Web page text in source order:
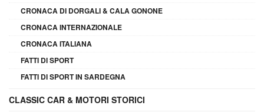
CRONACA DI DORGALI & CALA GONONE
CRONACA INTERNAZIONALE
CRONACA ITALIANA
FATTI DI SPORT
FATTI DI SPORT IN SARDEGNA
CLASSIC CAR & MOTORI STORICI